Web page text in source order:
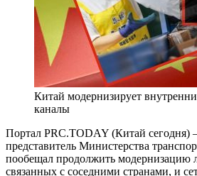
Китай модернизирует
каналы
Портал PRC.TODAY (Китай сегодня)
представитель Министерства
пообещал продолжить модернизацию
связанных с соседними странами, и